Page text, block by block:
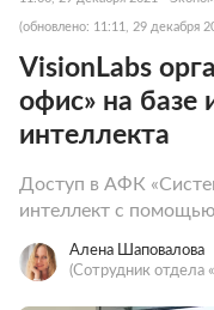
(обновлено: 11:11, 29 декабря
VisionLabs
офис» на базе
интеллекта
Доступ в АФК
интеллект с
Алена Шаповалова
(Сотрудник отдела